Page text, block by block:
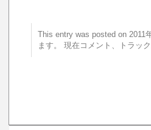
This entry was posted on
ます。 現在コメント、トラッ